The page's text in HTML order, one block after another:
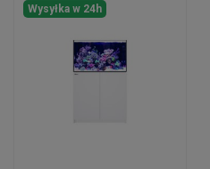
Wysyłka w 24h